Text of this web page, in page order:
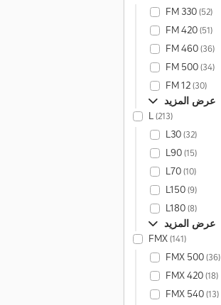
FM 330(52)
FM 420(51)
FM 460(36)
FM 500(34)
FM 12(30)
عرض المزيد
L(213)
L30(32)
L90(15)
L70(10)
L150(9)
L180(8)
عرض المزيد
FMX(141)
FMX 500(36)
FMX 420(18)
FMX 540(13)